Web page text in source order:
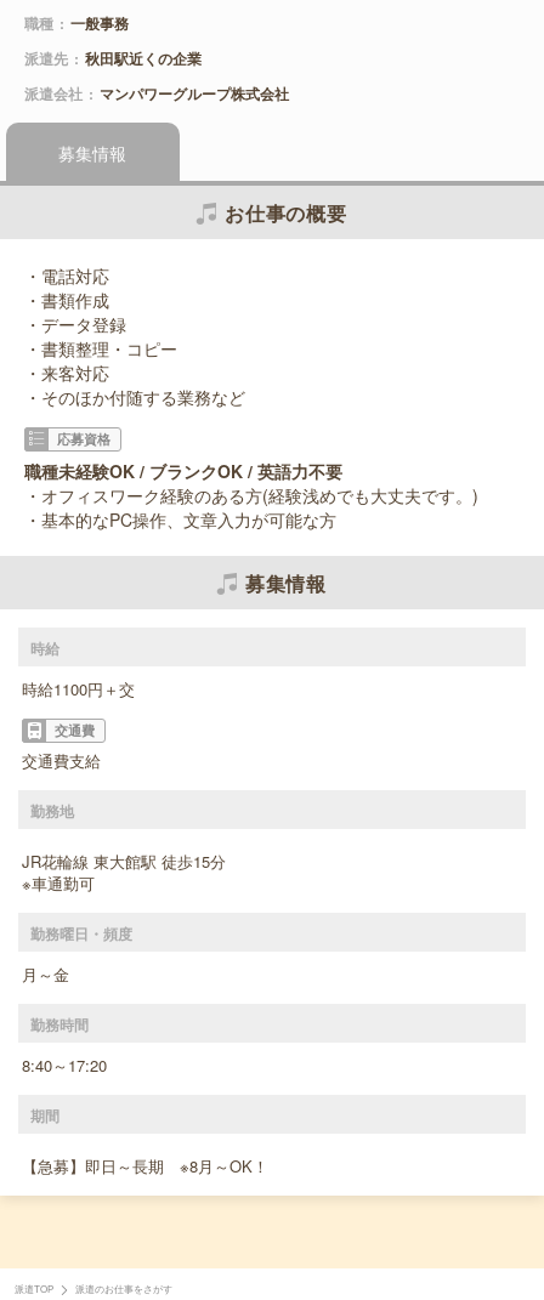
職種
一般事務
派遣先
秋田駅近くの企業
派遣会社
マンパワーグループ株式会社
募集情報
お仕事の概要
・電話対応
・書類作成
・データ登録
・書類整理・コピー
・来客対応
・そのほか付随する業務など
応募資格
職種未経験OK / ブランクOK / 英語力不要
・オフィスワーク経験のある方(経験浅めでも大丈夫です。)
・基本的なPC操作、文章入力が可能な方
募集情報
時給
時給1100円＋交
交通費
交通費支給
勤務地
JR花輪線 東大館駅 徒歩15分
※車通勤可
勤務曜日・頻度
月～金
勤務時間
8:40～17:20
期間
【急募】即日～長期 ※8月～OK！
派遣TOP 派遣のお仕事をさがす